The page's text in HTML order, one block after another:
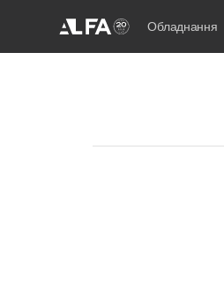
Обладнання